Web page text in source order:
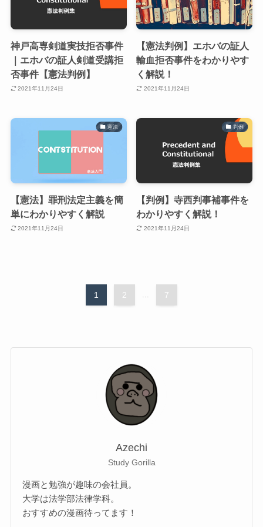
神戸高専剣道実技拒否事件
｜エホバの証人剣道受講拒
否事件【憲法判例】
2021年11月24日
【憲法判例】エホバの証人
輸血拒否事件をわかりやす
く解説！
2021年11月24日
憲法
【憲法】罪刑法定主義を簡
単にわかりやすく解説
2021年11月24日
判例
【判例】寺西判事補事件を
わかりやすく解説！
2021年11月24日
1 2 ... 7
Azechi
Study Gorilla
漫画と勉強が趣味の会社員。
大学は法学部法律学科。
おすすめの漫画待ってます！